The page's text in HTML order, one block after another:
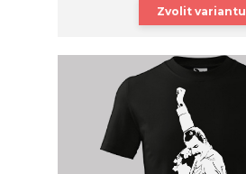
Zvolit variantu